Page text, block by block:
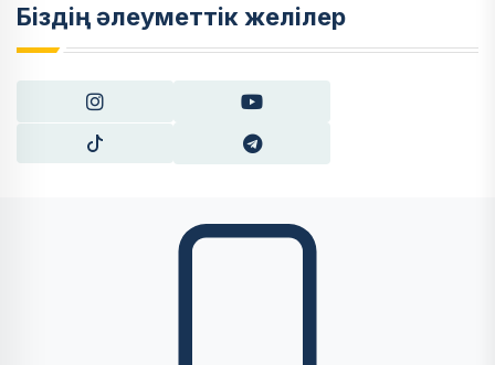
Біздің әлеуметтік желілер